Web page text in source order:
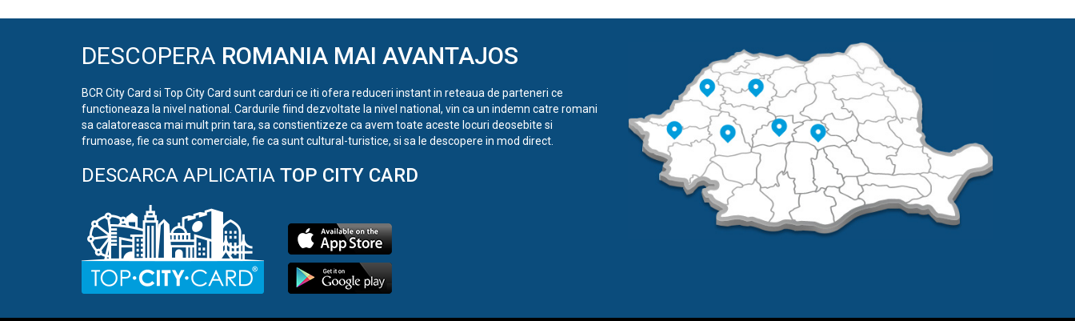
DESCOPERA ROMANIA MAI AVANTAJOS
BCR City Card si Top City Card sunt carduri ce iti ofera reduceri instant in reteaua de parteneri ce
functioneaza la nivel national. Cardurile fiind dezvoltate la nivel national, vin ca un indemn catre romani
sa calatoreasca mai mult prin tara, sa constientizeze ca avem toate aceste locuri deosebite si
frumoase, fie ca sunt comerciale, fie ca sunt cultural-turistice, si sa le descopere in mod direct.
DESCARCA APLICATIA TOP CITY CARD